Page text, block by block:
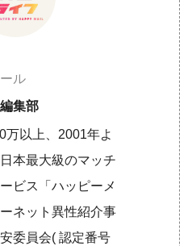
ル
集部
万以上、2001年よ
本最大級のマッチ
ビス「ハッピーメ
ネット異性紹介事
委員会( 認定番号